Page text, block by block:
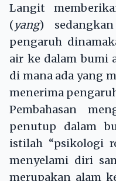
Langit
(yang)
pengaruh
air ke dalam bumi
di mana ada yang
menerima
Pembahasan
penutup dalam
istilah “psikologi
menyelami diri
merupakan alam